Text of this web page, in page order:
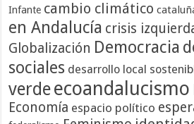
Infante cambio climático
en Andalucía crisis
Globalización Democracia
sociales desarrollo local
verdeecoandalucismo
Economía espacio político